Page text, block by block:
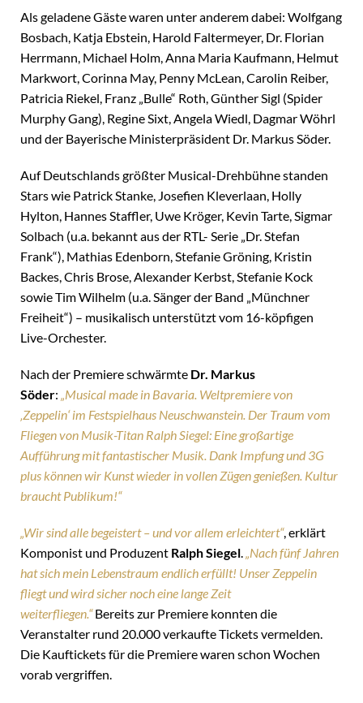
Als geladene Gäste waren unter anderem dabei: Wolfgang
Bosbach, Katja Ebstein, Harold Faltermeyer, Dr. Florian
Herrmann, Michael Holm, Anna Maria Kaufmann, Helmut
Markwort, Corinna May, Penny McLean, Carolin Reiber,
Patricia Riekel, Franz „Bulle“ Roth, Günther Sigl (Spider
Murphy Gang), Regine Sixt, Angela Wiedl, Dagmar Wöhrl
und der Bayerische Ministerpräsident Dr. Markus Söder.
Auf Deutschlands größter Musical-Drehbühne standen
Stars wie Patrick Stanke, Josefien Kleverlaan, Holly
Hylton, Hannes Staffler, Uwe Kröger, Kevin Tarte, Sigmar
Solbach (u.a. bekannt aus der RTL- Serie „Dr. Stefan
Frank“), Mathias Edenborn, Stefanie Gröning, Kristin
Backes, Chris Brose, Alexander Kerbst, Stefanie Kock
sowie Tim Wilhelm (u.a. Sänger der Band „Münchner
Freiheit“) – musikalisch unterstützt vom 16-köpfigen
Live-Orchester.
Nach der Premiere schwärmte Dr. Markus
Söder: „Musical made in Bavaria. Weltpremiere von
‚Zeppelin‘ im Festspielhaus Neuschwanstein. Der Traum vom
Fliegen von Musik-Titan Ralph Siegel: Eine großartige
Aufführung mit fantastischer Musik. Dank Impfung und 3G
plus können wir Kunst wieder in vollen Zügen genießen. Kultur
braucht Publikum!“
„Wir sind alle begeistert – und vor allem erleichtert“, erklärt
Komponist und Produzent Ralph Siegel
„Nach fünf Jahren
hat sich mein Lebenstraum endlich erfüllt! Unser Zeppelin
fliegt und wird sicher noch eine lange Zeit
weiterfliegen.“Bereits zur Premiere konnten die
Veranstalter rund 20.000 verkaufte Tickets vermelden.
Die Kauftickets für die Premiere waren schon Wochen
vorab vergriffen.